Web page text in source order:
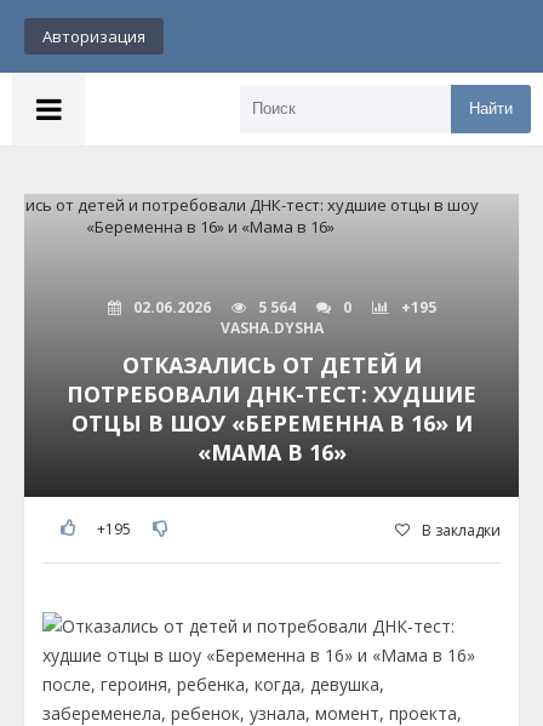
Авторизация
Найти
02.06.2026 5 564 0
+195
VASHA.DYSHA
ОТКАЗАЛИСЬ ОТ ДЕТЕЙ И
ПОТРЕБОВАЛИ ДНК-ТЕСТ: ХУДШИЕ
ОТЦЫ В ШОУ «БЕРЕМЕННА В 16» И
«МАМА В 16»
+195 В закладки